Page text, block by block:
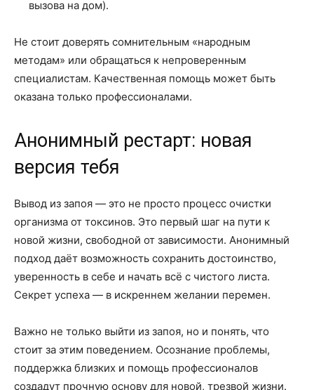
вызова на дом).
Не стоит доверять сомнительным «народным
методам» или обращаться к непроверенным
специалистам. Качественная помощь может быть
оказана только профессионалами.
Анонимный рестарт: новая
версия тебя
Вывод из запоя — это не просто процесс очистки
организма от токсинов. Это первый шаг на пути к
новой жизни, свободной от зависимости. Анонимный
подход даёт возможность сохранить достоинство,
уверенность в себе и начать всё с чистого листа.
Секрет успеха — в искреннем желании перемен.
Важно не только выйти из запоя, но и понять, что
стоит за этим поведением. Осознание проблемы,
поддержка близких и помощь профессионалов
создадут прочную основу для новой, трезвой жизни.